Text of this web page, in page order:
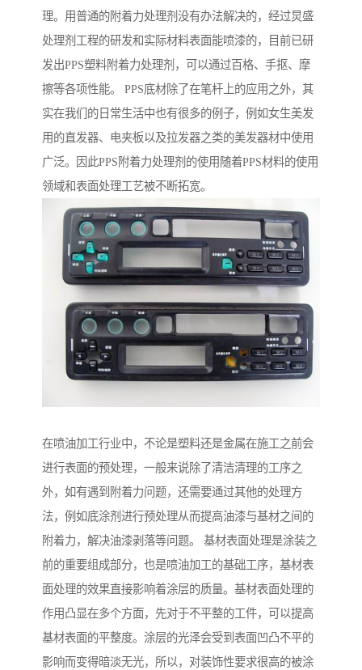
理。用普通的附着力处理剂没有办法解决的，经过炅盛
处理剂工程的研发和实际材料表面能喷漆的，目前已研
发出PPS塑料附着力处理剂，可以通过百格、手抠、摩
擦等各项性能。 PPS底材除了在笔杆上的应用之外，其
实在我们的日常生活中也有很多的例子，例如女生美发
用的直发器、电夹板以及拉发器之类的美发器材中使用
广泛。因此PPS附着力处理剂的使用随着PPS材料的使用
领域和表面处理工艺被不断拓宽。
在喷油加工行业中，不论是塑料还是金属在施工之前会
进行表面的预处理，一般来说除了清洁清理的工序之
外，如有遇到附着力问题，还需要通过其他的处理方
法，例如底涂剂进行预处理从而提高油漆与基材之间的
附着力，解决油漆剥落等问题。 基材表面处理是涂装之
前的重要组成部分，也是喷油加工的基础工序，基材表
面处理的效果直接影响着涂层的质量。基材表面处理的
作用凸显在多个方面，先对于不平整的工件，可以提高
基材表面的平整度。涂层的光泽会受到表面凹凸不平的
影响而变得暗淡无光，所以，对装饰性要求很高的被涂